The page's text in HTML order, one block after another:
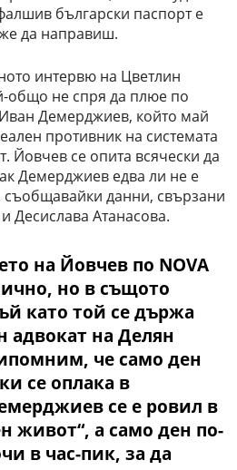
български паспорт е
да направиш.
интервю на Цветлин
общо не спря да плюе по
Демерджиев, който май
противник на системата
Йовчев се опита всячески да
Демерджиев едва ли не е
данни, свързани
Десислава Атанасова.
на Йовчев по NOVA
но в същото
като той се държа
адвокат на Делян
че само ден
се оплака в
се е ровил в
живот“, а само ден по-
в час-пик, за да